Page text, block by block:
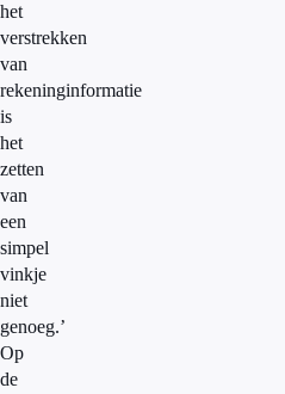
het
verstrekken
van
rekeninginformatie
is
het
zetten
van
een
simpel
vinkje
niet
genoeg.’
Op
de